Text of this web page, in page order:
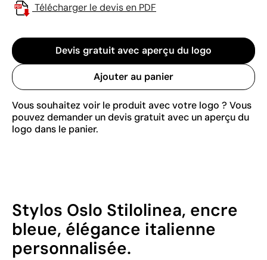
Télécharger le devis en PDF
Devis gratuit avec aperçu du logo
Ajouter au panier
Vous souhaitez voir le produit avec votre logo ? Vous
pouvez demander un devis gratuit avec un aperçu du
logo dans le panier.
Stylos Oslo Stilolinea, encre
bleue, élégance italienne
personnalisée.